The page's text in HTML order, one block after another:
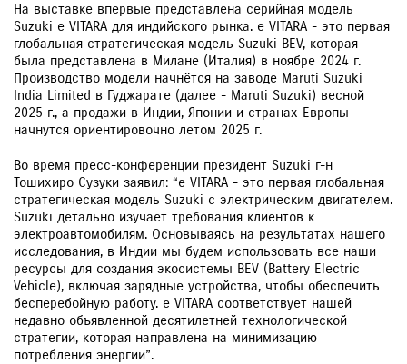
На выставке впервые представлена серийная модель
Suzuki e VITARA для индийского рынка. e VITARA - это первая
глобальная стратегическая модель Suzuki BEV, которая
была представлена в Милане (Италия) в ноябре 2024 г.
Производство модели начнётся на заводе Maruti Suzuki
India Limited в Гуджарате (далее - Maruti Suzuki) весной
2025 г., а продажи в Индии, Японии и странах Европы
начнутся ориентировочно летом 2025 г.
Во время пресс-конференции президент Suzuki г-н
Тошихиро Сузуки заявил: “e VITARA - это первая глобальная
стратегическая модель Suzuki с электрическим двигателем.
Suzuki детально изучает требования клиентов к
электроавтомобилям. Основываясь на результатах нашего
исследования, в Индии мы будем использовать все наши
ресурсы для создания экосистемы BEV (Battery Electric
Vehicle), включая зарядные устройства, чтобы обеспечить
бесперебойную работу. e VITARA соответствует нашей
недавно объявленной десятилетней технологической
стратегии, которая направлена на минимизацию
потребления энергии”.